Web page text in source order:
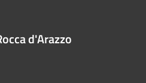
d'Arazzo